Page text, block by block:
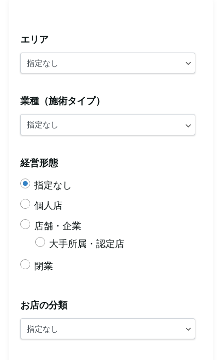
エリア
業種（施術タイプ）
経営形態
指定なし
個人店
店舗・企業
大手所属・認定店
閉業
お店の分類